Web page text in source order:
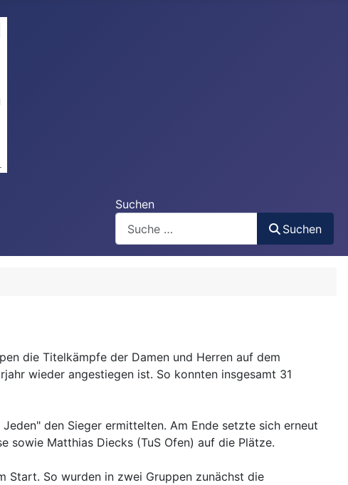
Suchen
Suchen
die Titelkämpfe der Damen und Herren auf dem
wieder angestiegen ist. So konnten insgesamt 31
den Sieger ermittelten. Am Ende setzte sich erneut
sowie Matthias Diecks (TuS Ofen) auf die Plätze.
Start. So wurden in zwei Gruppen zunächst die